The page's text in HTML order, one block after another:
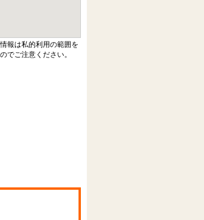
報は私的利用の範囲を
でご注意ください。